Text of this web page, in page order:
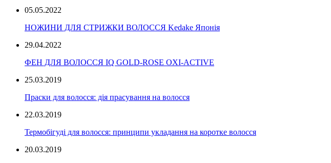
05.05.2022
НОЖИНИ ДЛЯ СТРИЖКИ ВОЛОССЯ Kedake Японія
29.04.2022
ФЕН ДЛЯ ВОЛОССЯ IQ GOLD-ROSE OXI-ACTIVE
25.03.2019
Праски для волосся: дія прасування на волосся
22.03.2019
Термобігуді для волосся: принципи укладання на коротке волосся
20.03.2019